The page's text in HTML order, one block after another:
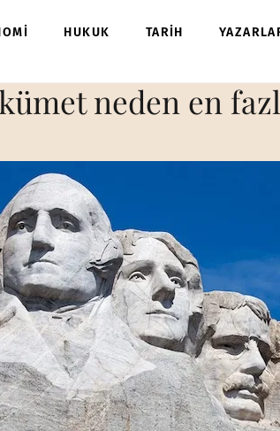
HUKUK TARİH
neden en